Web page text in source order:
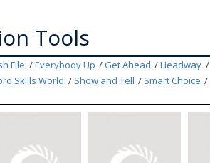
Tools
File Everybody Up Get Ahead
Headway
Skills World Show and Tell Smart Choice